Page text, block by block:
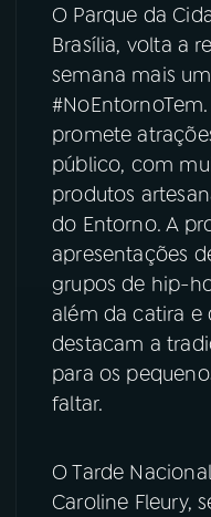
07 ÚLTIMAS
08FESTIVAL DE
ACOMPANHE A RÁDIO
YouTube
Instagram
O Parque da
Brasília, volta a
semana mais
promete
público, com
produtos
do Entorno. A
apresentações
grupos de hip-
além da catira e
destacam a
para os
faltar.
O Tarde
Caroline Fleury,